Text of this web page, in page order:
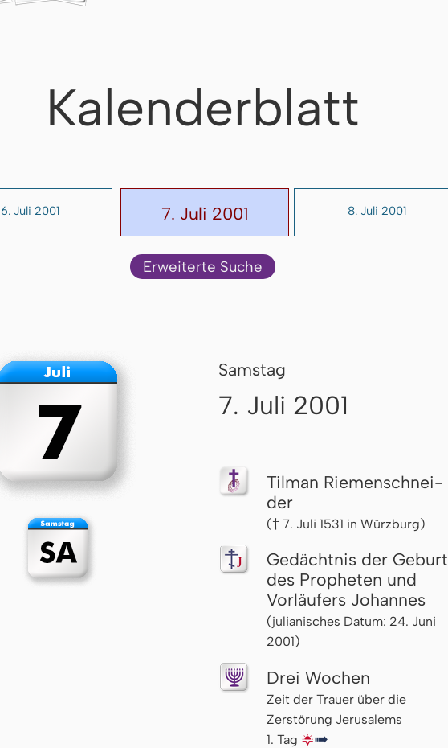
Kalenderblatt
6. Juli 2001 7. Juli 2001 8. Juli 2001
Erweiterte Suche
Samstag
7. Juli 2001
Tilman Rie­men­schnei­
der
(† 7. Juli 1531 in Würzburg)
Gedächtnis der Geburt
des Propheten und
Vorläufers Johannes
(julianisches Datum: 24. Juni
2001)
Drei Wochen
Zeit der Trauer über die
Zerstörung Jerusalems
1. Tag 🌇↦